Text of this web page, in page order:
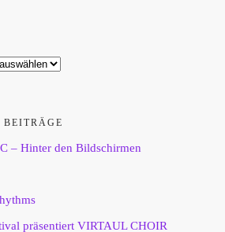
BEITRÄGE
– Hinter den Bildschirmen
präsentiert VIRTAUL CHOIR